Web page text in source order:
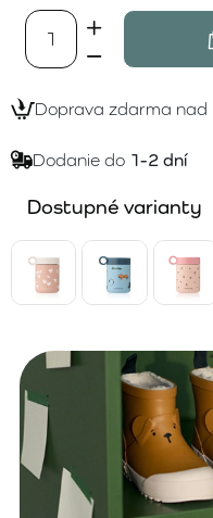
Doprava zdarma nad
Dodanie do 1-2 dní
Dostupné varianty